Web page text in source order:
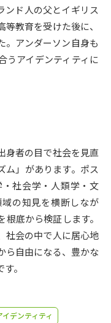
資料検索
ケジュールを立てよう
ール全国一斉進学調査
学問検索
ンド人の父とイギリス
教育を受けた後に、
。アンダーソン自身も
うアイデンティティに
身者の目で社会を見直
ム」があります。ポス
社会学・人類学・文
の知見を横断しなが
底から検証します。
社会の中で人に居心地
ら自由になる、豊かな
。
イデンティティ